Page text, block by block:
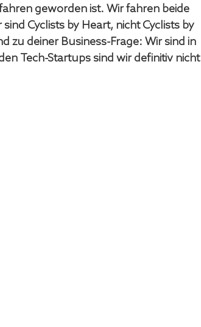
geworden ist. Wir fahren beide
Cyclists by Heart, nicht Cyclists by
zu deiner Business-Frage: Wir sind in
Tech-Startups sind wir definitiv nicht